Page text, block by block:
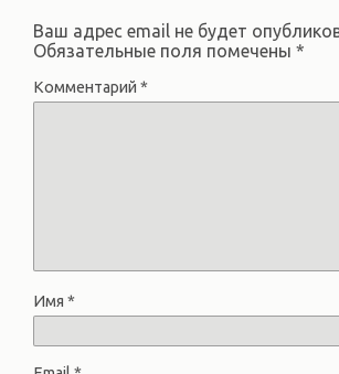
Ваш адрес email не будет
Обязательные поля помечены *
Комментарий *
Имя *